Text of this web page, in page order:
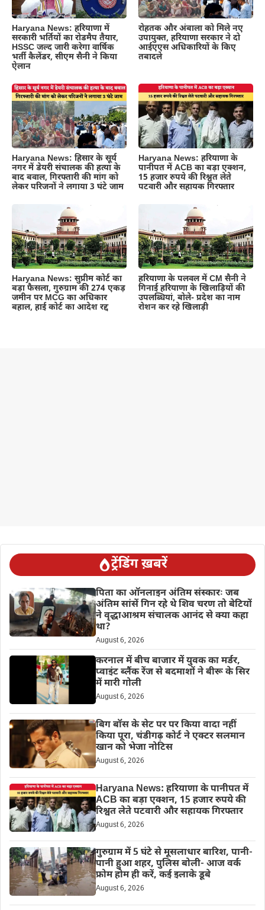
Haryana News: हरियाणा में
सरकारी भर्तियों का रोडमैप तैयार,
HSSC जल्द जारी करेगा वार्षिक
भर्ती कैलेंडर, सीएम सैनी ने किया
ऐलान
रोहतक और अंबाला को मिले नए
उपायुक्त, हरियाणा सरकार ने दो
आईएएस अधिकारियों के किए
तबादले
Haryana News: हिसार के सूर्य
नगर में डेयरी संचालक की हत्या के
बाद बवाल, गिरफ्तारी की मांग को
लेकर परिजनों ने लगाया 3 घंटे जाम
Haryana News: हरियाणा के
पानीपत में ACB का बड़ा एक्शन,
15 हजार रुपये की रिश्वत लेते
पटवारी और सहायक गिरफ्तार
Haryana News: सुप्रीम कोर्ट का
बड़ा फैसला, गुरुग्राम की 274 एकड़
जमीन पर MCG का अधिकार
बहाल, हाई कोर्ट का आदेश रद्द
हरियाणा के पलवल में CM सैनी ने
गिनाई हरियाणा के खिलाड़ियों की
उपलब्धियां, बोले- प्रदेश का नाम
रोशन कर रहे खिलाड़ी
ट्रेंडिंग ख़बरें
पिता का ऑनलाइन अंतिम संस्कारः जब
अंतिम सांसें गिन रहे थे शिव चरण तो बेटियों
ने वृद्धाआश्रम संचालक आनंद से क्या कहा
था?
August 6, 2026
करनाल में बीच बाजार में युवक का मर्डर,
प्वाइंट ब्लैंक रेंज से बदमाशों ने बीरू के सिर
में मारी गोली
August 6, 2026
बिग बॉस के सेट पर पर किया वादा नहीं
किया पूरा, चंडीगढ़ कोर्ट ने एक्टर सलमान
खान को भेजा नोटिस
August 6, 2026
Haryana News: हरियाणा के पानीपत में
ACB का बड़ा एक्शन, 15 हजार रुपये की
रिश्वत लेते पटवारी और सहायक गिरफ्तार
August 6, 2026
गुरुग्राम में 5 घंटे से मूसलाधार बारिश, पानी-
पानी हुआ शहर, पुलिस बोली- आज वर्क
फ्रोम होम ही करें, कई इलाके डूबे
August 6, 2026